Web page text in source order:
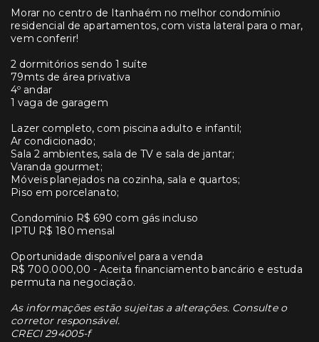
Morar no centro de Itanhaém no melhor condomínio
residencial de apartamentos, com vista lateral para o mar,
vem conferir!
2 dormitórios sendo 1 suíte
79mts de área privativa
4º andar
1 vaga de garagem
Lazer completo, com piscina adulto e infantil;
Ar condicionado;
Sala 2 ambientes, sala de TV e sala de jantar;
Varanda gourmet;
Móveis planejados na cozinha, sala e quartos;
Piso em porcelanato;
Condomínio R$ 690 com gás incluso
IPTU R$ 180 mensal
Oportunidade disponível para a venda
R$ 700.000,00 - Aceita financiamento bancário e estuda
permuta na negociação.
As informações estão sujeitas a alterações. Consulte o
corretor responsável.
CRECI 294005-f